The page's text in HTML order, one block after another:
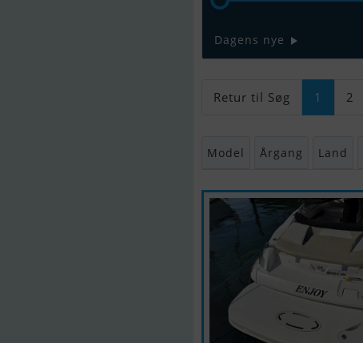
Dagens nye
Retur til Søg 1 2
Model Årgang Land